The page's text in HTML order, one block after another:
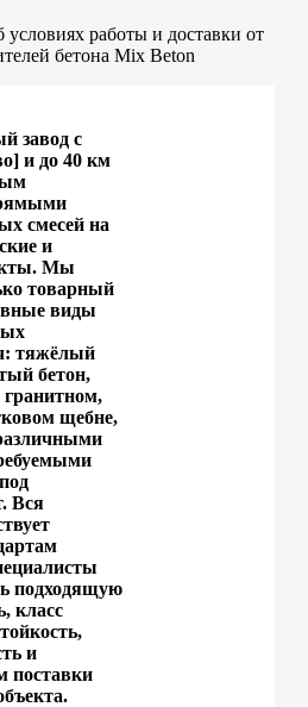
работы и доставки от
бетона Mix Beton
завод с
и до 40 км
смесей на
и
Мы
товарный
виды
тяжёлый
бетон,
гранитном,
щебне,
Вся
подходящую
класс
и
поставки